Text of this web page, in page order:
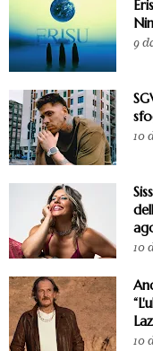
9
10
10
10